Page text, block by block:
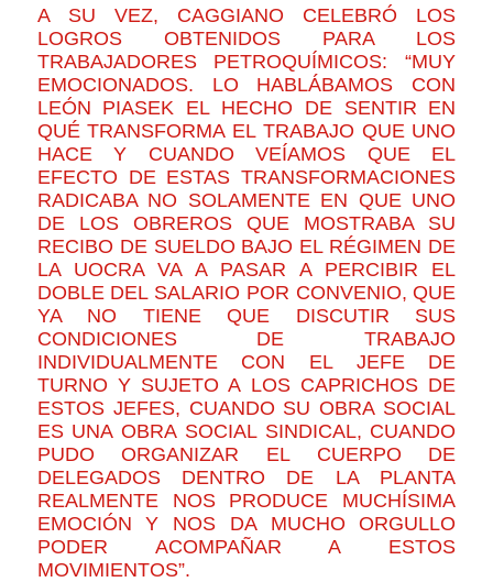
A SU VEZ, CAGGIANO CELEBRÓ LOS
LOGROS OBTENIDOS PARA LOS
TRABAJADORES PETROQUÍMICOS: “MUY
EMOCIONADOS. LO HABLÁBAMOS CON
LEÓN PIASEK EL HECHO DE SENTIR EN
QUÉ TRANSFORMA EL TRABAJO QUE UNO
HACE Y CUANDO VEÍAMOS QUE EL
EFECTO DE ESTAS TRANSFORMACIONES
RADICABA NO SOLAMENTE EN QUE UNO
DE LOS OBREROS QUE MOSTRABA SU
RECIBO DE SUELDO BAJO EL RÉGIMEN DE
LA UOCRA VA A PASAR A PERCIBIR EL
DOBLE DEL SALARIO POR CONVENIO, QUE
YA NO TIENE QUE DISCUTIR SUS
CONDICIONES DE TRABAJO
INDIVIDUALMENTE CON EL JEFE DE
TURNO Y SUJETO A LOS CAPRICHOS DE
ESTOS JEFES, CUANDO SU OBRA SOCIAL
ES UNA OBRA SOCIAL SINDICAL, CUANDO
PUDO ORGANIZAR EL CUERPO DE
DELEGADOS DENTRO DE LA PLANTA
REALMENTE NOS PRODUCE MUCHÍSIMA
EMOCIÓN Y NOS DA MUCHO ORGULLO
PODER ACOMPAÑAR A ESTOS
MOVIMIENTOS”.